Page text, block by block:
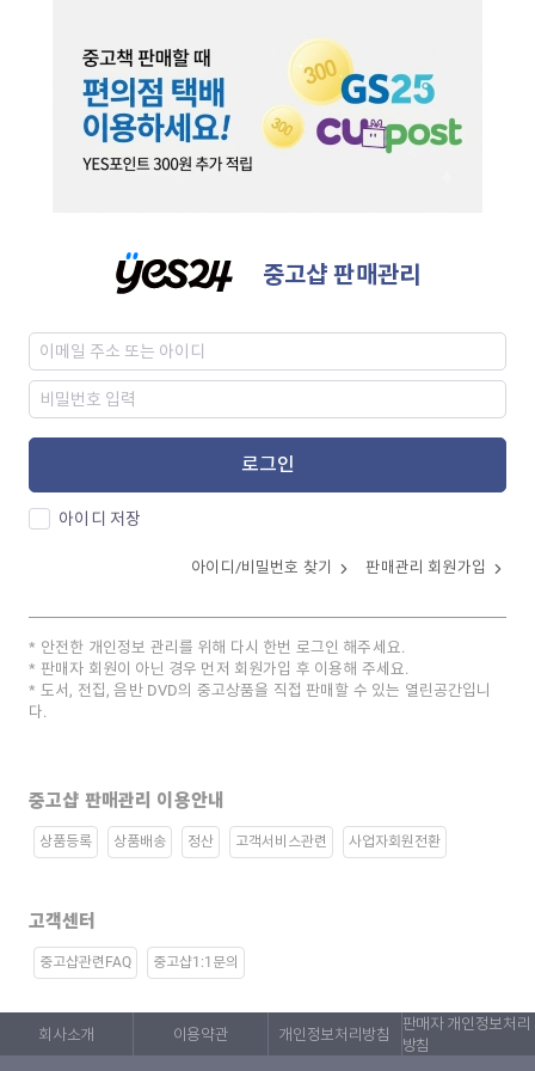
중고샵 판매관리
로그인
아이디 저장
아이디/비밀번호 찾기 판매관리 회원가입
안전한 개인정보 관리를 위해 다시 한번 로그인 해주세요.
판매자 회원이 아닌 경우 먼저 회원가입 후 이용해 주세요.
도서, 전집, 음반 DVD의 중고상품을 직접 판매할 수 있는 열린공간입니
다.
중고샵 판매관리 이용안내
상품등록 상품배송 정산 고객서비스관련 사업자회원전환
고객센터
중고샵관련FAQ 중고샵1:1문의
회사소개 이용약관 개인정보처리방침
판매자 개인정보처리
방침